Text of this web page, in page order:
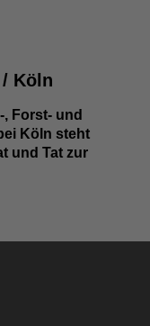
Köln
, Forst- und
Köln steht
und Tat zur